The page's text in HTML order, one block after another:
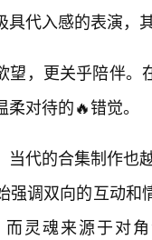
具代入感的表演，
望，更关乎陪伴。
对待的🔥错觉。
代的合集制作也
强调双向的互动
灵魂来源于对